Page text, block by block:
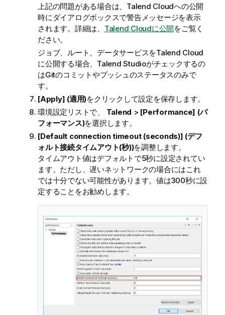
上記の問題がある場合は、 Talend Cloudへの公開
時にダイアログボックスで警告メッセージを表示
されます。詳細は、 Talend Cloudに公開をご覧く
ださい。
ジョブ、ルート、データサービスをTalend Cloud
に公開する場合、 Talend Studioがチェックするの
はGitのコミットやプッシュのステータスのみで
す。
[Apply] (適用)をクリックして設定を保存します。
環境設定リストで、
Talend > [Performance] (パ
フォーマンス)を選択します。
[Default connection timeout (seconds)] (デフ
ォルト接続タイムアウト(秒))を調整します。
タイムアウト値はデフォルトで5秒に設定されてい
ます。ただし、遅いネットワークの場合にはこれ
では十分でない可能性があります。値は300秒に設
定することをお勧めします。